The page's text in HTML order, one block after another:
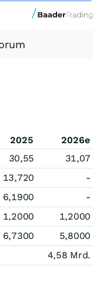
2025
2026e
30,55
31,07
13,720
-
6,1900
-
1,2000
1,2000
6,7300
5,8000
4,58 Mrd.